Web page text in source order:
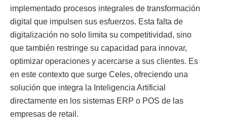
implementado procesos integrales de transformación
digital que impulsen sus esfuerzos. Esta falta de
digitalización no solo limita su competitividad, sino
que también restringe su capacidad para innovar,
optimizar operaciones y acercarse a sus clientes. Es
en este contexto que surge Celes, ofreciendo una
solución que integra la Inteligencia Artificial
directamente en los sistemas ERP o POS de las
empresas de retail.